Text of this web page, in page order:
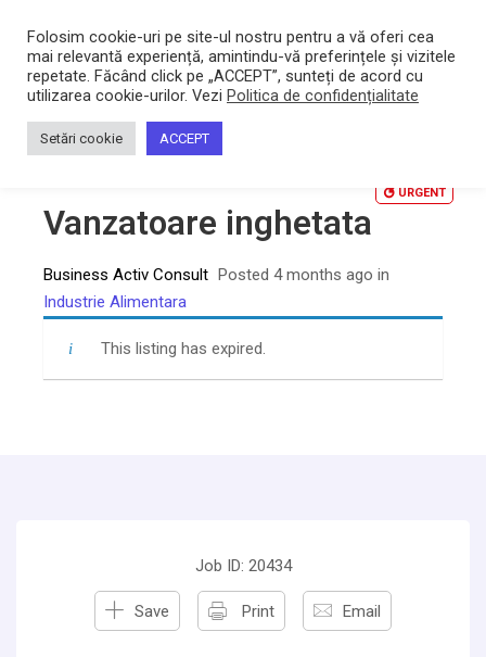
Bacltd
Locuri de munca
Vanzatoare inghetata
Business Activ Consult Posted 4 months ago in
Industrie Alimentara
URGENT
This listing has expired.
Job ID: 20434
Save Print Email
Folosim cookie-uri pe site-ul nostru pentru a vă oferi cea
mai relevantă experiență, amintindu-vă preferințele și vizitele
repetate. Făcând click pe „ACCEPT”, sunteți de acord cu
utilizarea cookie-urilor. Vezi Politica de confidențialitate
Setări cookie ACCEPT